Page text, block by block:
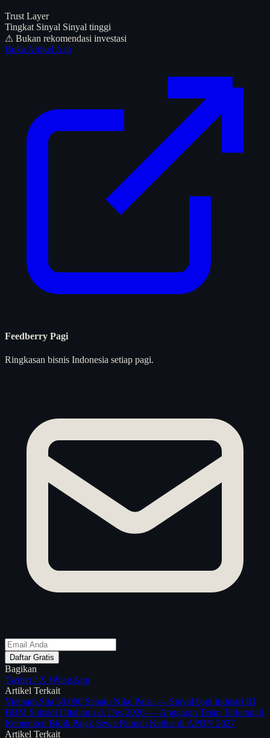
Trust Layer
Tingkat Sinyal Sinyal tinggi
⚠ Bukan rekomendasi investasi
Buka Artikel Asli
Feedberry Pagi
Ringkasan bisnis Indonesia setiap pagi.
Daftar Gratis
Bagikan
Twitter / X WhatsApp
Artikel Terkait
Vietnam Sita 50.000 Sepatu Nike Palsu — Sinyal bagi Industri RI
BBM Subsidi Ditahan s.d. Des 2026 — Anggaran Tetap Terkendali
Kemenkeu Bidik Pajak Sewa Rumah Kedua di APBN 2027
Artikel Terkait